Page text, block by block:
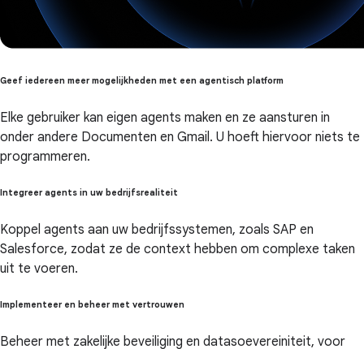
Geef iedereen meer mogelijkheden met een agentisch platform
Elke gebruiker kan eigen agents maken en ze aansturen in
onder andere Documenten en Gmail. U hoeft hiervoor niets te
programmeren.
Integreer agents in uw bedrijfsrealiteit
Koppel agents aan uw bedrijfssystemen, zoals SAP en
Salesforce, zodat ze de context hebben om complexe taken
uit te voeren.
Implementeer en beheer met vertrouwen
Beheer met zakelijke beveiliging en datasoevereiniteit, voor